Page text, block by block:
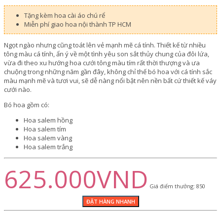
Tặng kèm hoa cài áo chú rể
Miễn phí giao hoa nội thành TP HCM
Ngọt ngào nhưng cũng toát lên vẻ mạnh mẽ cá tính. Thiết kế từ nhiều
tông màu cá tính, ẩn ý về một tình yêu son sắt thủy chung của đôi lứa,
vừa đi theo xu hướng hoa cưới tông màu tím rất thời thượng và ưa
chuộng trong những năm gần đây, không chỉ thế bó hoa với cá tính sắc
màu mạnh mẽ và tươi vui, sẽ dễ nàng nổi bật nên nền bất cứ thiết kế váy
cưới nào.
Bó hoa gồm có:
Hoa salem hồng
Hoa salem tím
Hoa salem vàng
Hoa salem trắng
625.000VND Giá điểm thưởng: 850